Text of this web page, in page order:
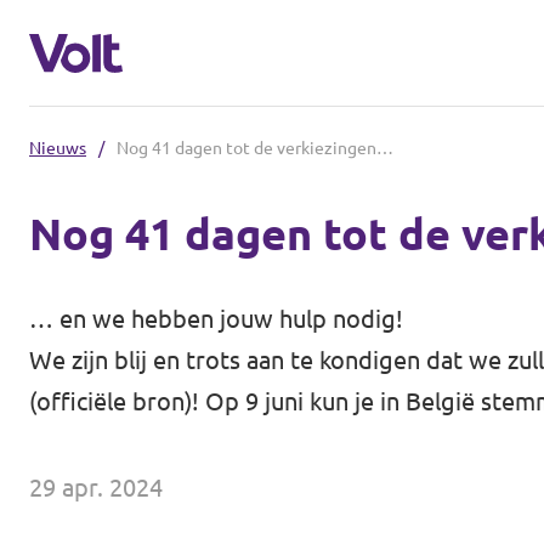
Nederlands
Onze lokale afdelingen
Volt Tervuren
Over Volt
Nieuws / Nog 41 dagen tot de verkiezingen…
Nog 41 dagen tot de
… en we hebben jouw hulp nodig!
We zijn blij en trots aan te kondigen dat we
(officiële bron)! Op 9 juni kun je in België
29 apr. 2024